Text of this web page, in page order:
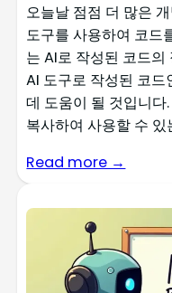
오늘날 점점 더 많은
도구를 사용하여 코드
는 AI로 작성된 코드
AI 도구로 작성된 코
데 도움이 될 것입니
복사하여 사용할 수
Read more →